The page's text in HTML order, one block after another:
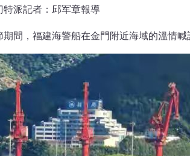
特派記者：邱军章報導
期間，福建海警船在金門附近海域的溫情喊